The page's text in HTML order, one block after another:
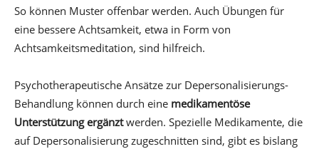
So können Muster offenbar werden. Auch Übungen für
eine bessere Achtsamkeit, etwa in Form von
Achtsamkeitsmeditation, sind hilfreich.
Psychotherapeutische Ansätze zur Depersonalisierungs-
Behandlung können durch eine medikamentöse
Unterstützung ergänztwerden. Spezielle Medikamente, die
auf Depersonalisierung zugeschnitten sind, gibt es bislang